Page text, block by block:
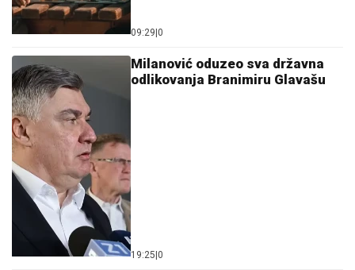
09:29 0
Milanović oduzeo sva državna
odlikovanja Branimiru Glavašu
19:25 0